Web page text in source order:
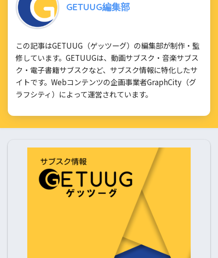
GETUUG編集部
この記事はGETUUG（ゲッツーグ）の編集部が制作・監
修しています。GETUUGは、動画サブスク・音楽サブス
ク・電子書籍サブスクなど、サブスク情報に特化したサ
イトです。Webコンテンツの企画事業者GraphCity（グ
ラフシティ）によって運営されています。